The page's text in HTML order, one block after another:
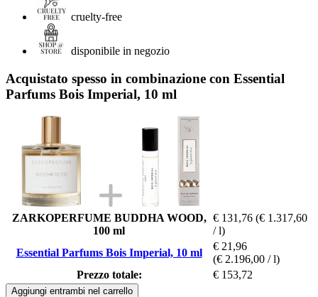
cruelty-free
disponibile in negozio
Acquistato spesso in combinazione con Essential
Parfums Bois Imperial, 10 ml
ZARKOPERFUME BUDDHA WOOD,
100 ml
€ 131,76 (€ 1.317,60
/ l)
Essential Parfums Bois Imperial, 10 ml
€ 21,96
(€ 2.196,00 / l)
Prezzo totale:
€ 153,72
Aggiungi entrambi nel carrello